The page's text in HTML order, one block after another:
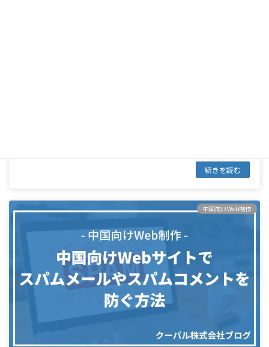
続きを読む
中国向けWeb制作